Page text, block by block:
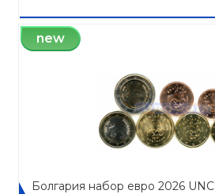
new
Болгария набор евро 2026 UNC